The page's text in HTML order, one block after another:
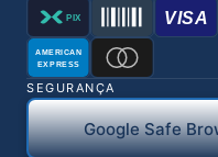
PIX VISA
AMERICAN
EXPRESS
SEGURANÇA
Google Safe